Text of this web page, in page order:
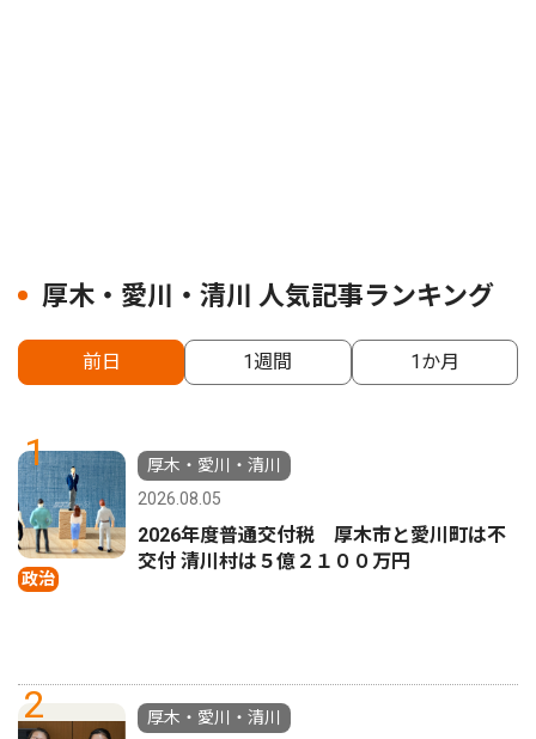
厚木・愛川・清川 人気記事ランキング
前日 1週間 1か月
1
政治
厚木・愛川・清川
2026.08.05
2026年度普通交付税 厚木市と愛川町は不
交付 清川村は５億２１００万円
2
厚木・愛川・清川